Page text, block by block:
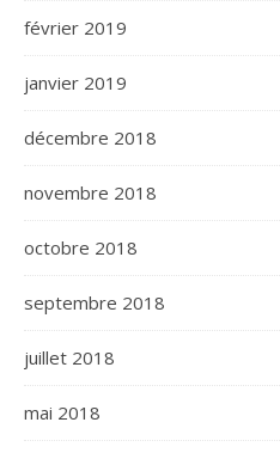
février 2019
janvier 2019
décembre 2018
novembre 2018
octobre 2018
septembre 2018
juillet 2018
mai 2018